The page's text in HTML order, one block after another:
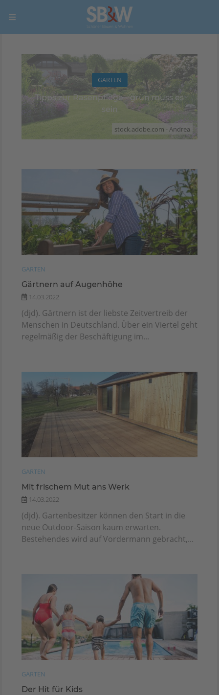
stock.adobe.com - Andrea
GARTEN
Tipps zur Rasenpflege - grün muss es
sein
GARTEN
Gärtnern auf Augenhöhe
14.03.2022
(djd). Gärtnern ist der liebste Zeitvertreib der
Menschen in Deutschland. Über ein Viertel geht
regelmäßig der Beschäftigung im...
GARTEN
Mit frischem Mut ans Werk
14.03.2022
(djd). Gartenbesitzer können den Start in die
neue Outdoor-Saison kaum erwarten.
Bestehendes wird auf Vordermann gebracht,...
GARTEN
Der Hit für Kids